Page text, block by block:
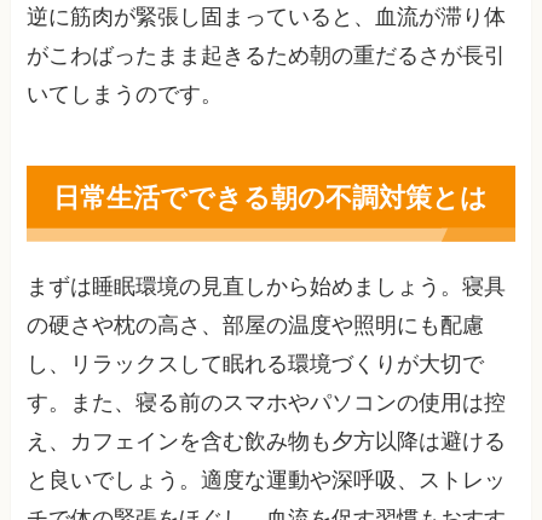
逆に筋肉が緊張し固まっていると、血流が滞り体
がこわばったまま起きるため朝の重だるさが長引
いてしまうのです。
日常生活でできる朝の不調対策とは
まずは睡眠環境の見直しから始めましょう。寝具
の硬さや枕の高さ、部屋の温度や照明にも配慮
し、リラックスして眠れる環境づくりが大切で
す。また、寝る前のスマホやパソコンの使用は控
え、カフェインを含む飲み物も夕方以降は避ける
と良いでしょう。適度な運動や深呼吸、ストレッ